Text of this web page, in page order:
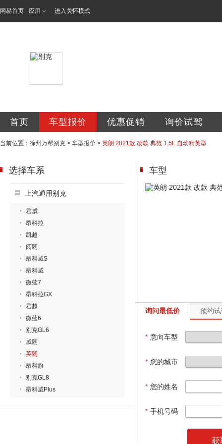
网易首页 应用 进入关怀模式
首页 车型报价 优惠促销 询价试驾
当前位置： 徐州万帮别克 > 车型报价 > 英朗 2021款 改款 典范 1.5L 自动精英型
选择车系
上汽通用别克
君威
昂科拉
凯越
阅朗
昂科威S
昂科威
微蓝7
昂科拉GX
君越
微蓝6
别克GL6
威朗
英朗
昂科旗
别克GL8
昂科威Plus
车型
询问最低价 预约
* 意向车型
* 您的城市
* 您的姓名
* 手机号码
获